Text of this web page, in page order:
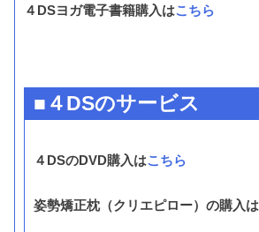
４DSヨガ電子書籍購入はこちら
■４DSのサービス
４DSのDVD購入はこちら
姿勢矯正枕（クリエピロー）の購入は